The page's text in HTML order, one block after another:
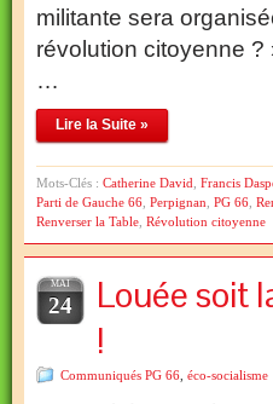
militante sera
révolution citoyenne
…
Lire la Suite »
Mots-Clés : Catherine David Francis
Parti de Gauche 66 Perpignan PG 66
Renverser la Table Révolution citoyenne
MAI
24
Louée soit
!
Communiqués PG 66 éco-socialisme